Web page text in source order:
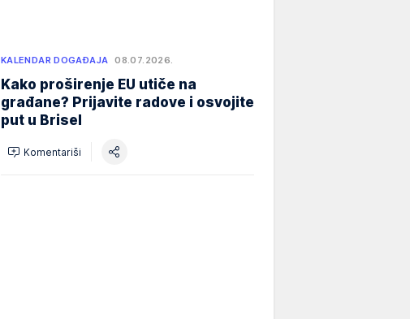
KALENDAR DOGAĐAJA 08.07.2026.
Kako proširenje EU utiče na
građane? Prijavite radove i osvojite
put u Brisel
Komentariši